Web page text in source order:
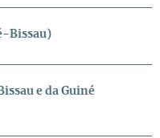
Bissau)
e da Guiné